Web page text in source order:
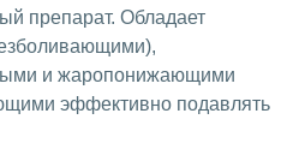
препарат. Обладает
и жаропонижающими
эффективно подавлять